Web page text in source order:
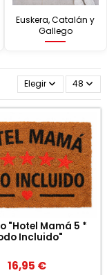
Euskera, Catalán y
Gallego
Elegir 48
"Hotel Mamá 5 *
Incluido"
16,95 €